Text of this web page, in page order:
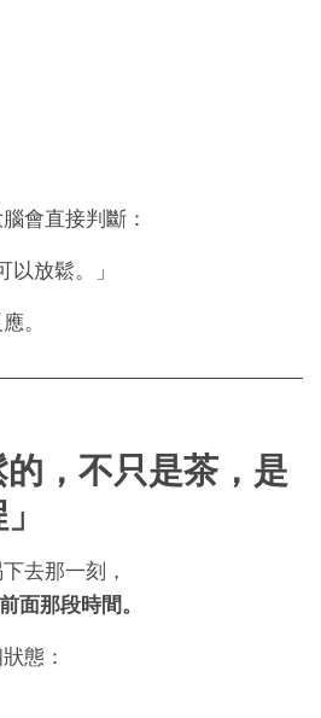
會直接判斷：
放鬆。」
。
，不只是茶，是
去那一刻，
前面那段時間。
態：